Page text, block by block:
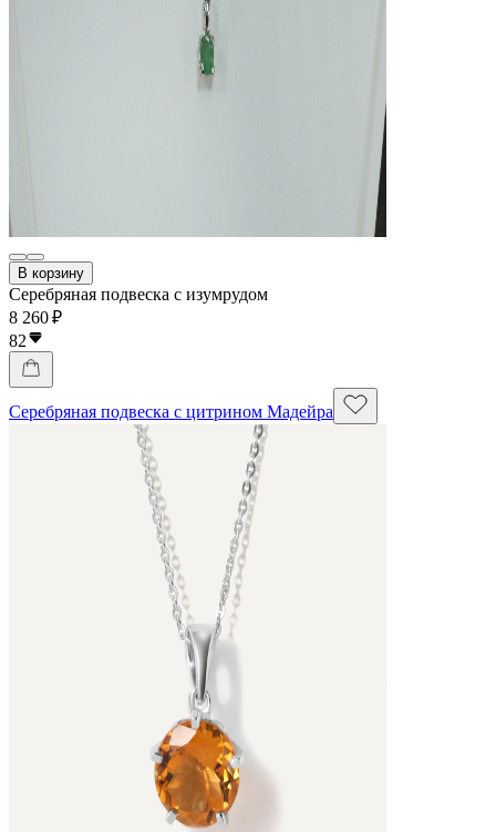
В корзину
Серебряная подвеска с изумрудом
8 260 ₽
82
Серебряная подвеска с цитрином Мадейра